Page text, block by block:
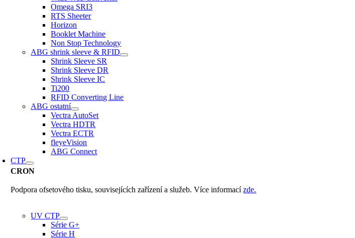
Omega SRI3
RTS Sheeter
Horizon
Booklet Machine
Non Stop Technology
ABG shrink sleeve & RFID
Shrink Sleeve SR
Shrink Sleeve DR
Shrink Sleeve IC
Ti200
RFID Converting Line
ABG ostatní
Vectra AutoSet
Vectra HDTR
Vectra ECTR
fleyeVision
ABG Connect
CTP
CRON
Podpora ofsetového tisku, souvisejících zařízení a služeb. Více informacízde.
UV CTP
Série G+
Série H